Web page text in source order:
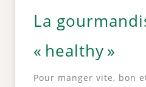
La
« healthy »
Pour manger vite, bon